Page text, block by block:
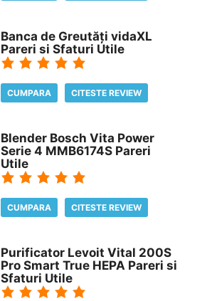
Banca de Greutăți vidaXL
Pareri si Sfaturi Utile
CUMPARA CITESTE REVIEW
Blender Bosch Vita Power
Serie 4 MMB6174S Pareri
Utile
CUMPARA CITESTE REVIEW
Purificator Levoit Vital 200S
Pro Smart True HEPA Pareri si
Sfaturi Utile